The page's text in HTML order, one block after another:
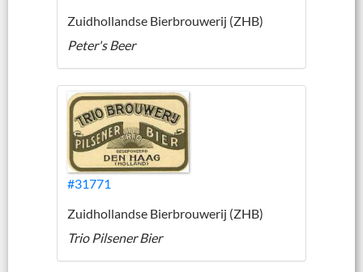
Zuidhollandse Bierbrouwerij (ZHB)
Peter's Beer
#31771
Zuidhollandse Bierbrouwerij (ZHB)
Trio Pilsener Bier